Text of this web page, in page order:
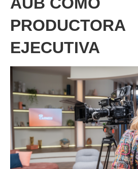
PRODUCTORA
EJECUTIVA